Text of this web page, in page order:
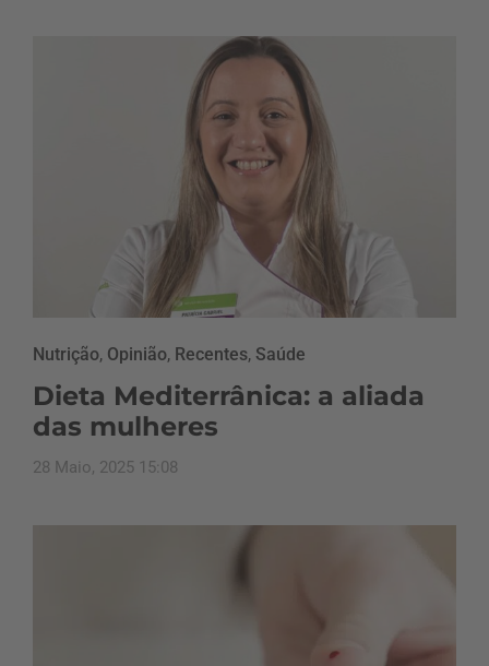
Nutrição, Opinião, Recentes, Saúde
Dieta Mediterrânica: a aliada
das mulheres
28 Maio, 2025 15:08